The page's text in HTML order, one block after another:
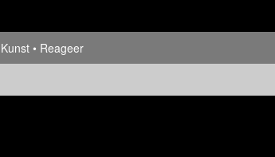
Reageer